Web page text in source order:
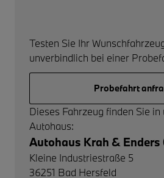
Testen Sie Ihr
unverbindlich bei einer
Probefahrt
Dieses Fahrzeug finden Sie in
Autohaus:
Autohaus Krah & Enders
Kleine Industriestraße 5
36251 Bad Hersfeld